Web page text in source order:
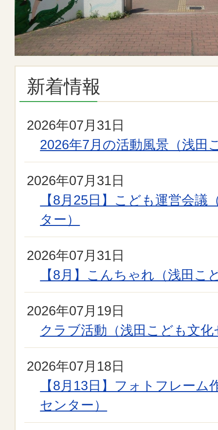
新着情報
2026年07月31日
2026年7月の活動風景（浅田
2026年07月31日
【8月25日】こども運営会議
ター）
2026年07月31日
【8月】こんちゃれ（浅田こ
2026年07月19日
クラブ活動（浅田こども文
2026年07月18日
【8月13日】フォトフレー
センター）